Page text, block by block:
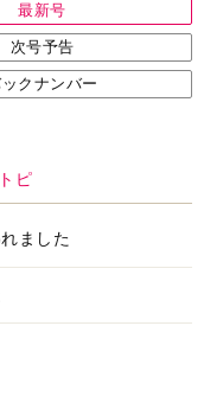
最新号
次号予告
クナンバー
ピ
ました